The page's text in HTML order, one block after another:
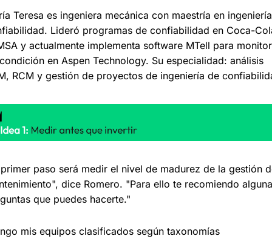
Teresa es ingeniera mecánica con maestría en
Lideró programas de confiabilidad en Coca-
y actualmente implementa software MTell para
en Aspen Technology. Su especialidad: análisis
RCM y gestión de proyectos de ingeniería de
paso será medir el nivel de madurez de la gestión
dice Romero. "Para ello te recomiendo
que puedes hacerte."
mis equipos clasificados según taxonomías